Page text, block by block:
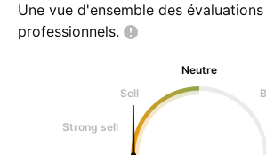
Une vue d'ensemble des
professionnels.
Neutre
Sell
Strong sell